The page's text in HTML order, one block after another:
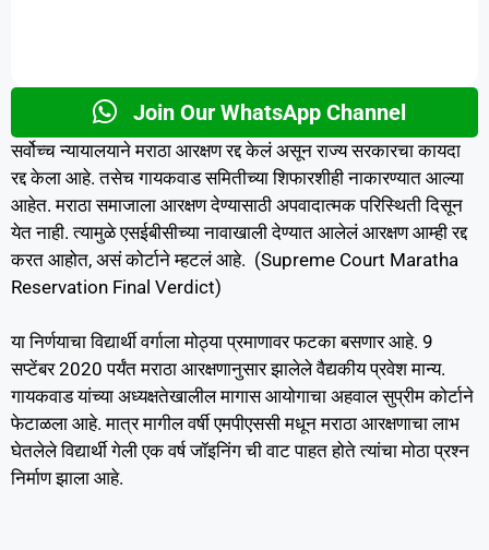
Join Our WhatsApp Channel
सर्वोच्च न्यायालयाने मराठा आरक्षण रद्द केलं असून राज्य सरकारचा कायदा
रद्द केला आहे. तसेच गायकवाड समितीच्या शिफारशीही नाकारण्यात आल्या
आहेत. मराठा समाजाला आरक्षण देण्यासाठी अपवादात्मक परिस्थिती दिसून
येत नाही. त्यामुळे एसईबीसीच्या नावाखाली देण्यात आलेलं आरक्षण आम्ही रद्द
करत आहोत, असं कोर्टाने म्हटलं आहे. (Supreme Court Maratha
Reservation Final Verdict)
या निर्णयाचा विद्यार्थी वर्गाला मोठ्या प्रमाणावर फटका बसणार आहे. 9
सप्टेंबर 2020 पर्यंत मराठा आरक्षणानुसार झालेले वैद्यकीय प्रवेश मान्य.
गायकवाड यांच्या अध्यक्षतेखालील मागास आयोगाचा अहवाल सुप्रीम कोर्टाने
फेटाळला आहे. मात्र मागील वर्षी एमपीएससी मधून मराठा आरक्षणाचा लाभ
घेतलेले विद्यार्थी गेली एक वर्ष जॉइनिंग ची वाट पाहत होते त्यांचा मोठा प्रश्न
निर्माण झाला आहे.